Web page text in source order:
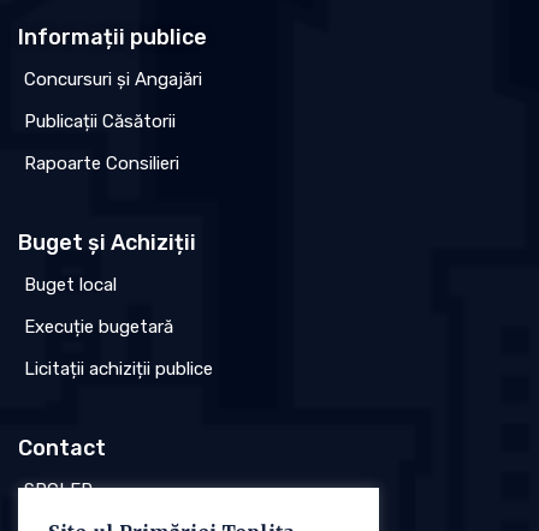
Informații publice
Concursuri și Angajări
Publicații Căsătorii
Rapoarte Consilieri
Buget și Achiziții
Buget local
Execuție bugetară
Licitații achiziții publice
Contact
SPCLEP